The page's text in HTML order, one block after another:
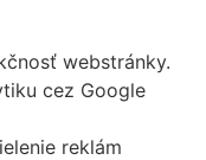
webstránky.
cez Google
reklám